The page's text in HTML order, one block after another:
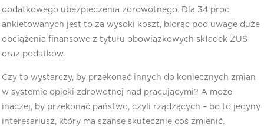
dodatkowego ubezpieczenia zdrowotnego. Dla 34 proc.
ankietowanych jest to za wysoki koszt, biorąc pod uwagę duże
obciążenia finansowe z tytułu obowiązkowych składek ZUS
oraz podatków.
Czy to wystarczy, by przekonać innych do koniecznych zmian
w systemie opieki zdrowotnej nad pracującymi? A może
inaczej, by przekonać państwo, czyli rządzących – bo to jedyny
interesariusz, który ma szansę skutecznie coś zmienić.